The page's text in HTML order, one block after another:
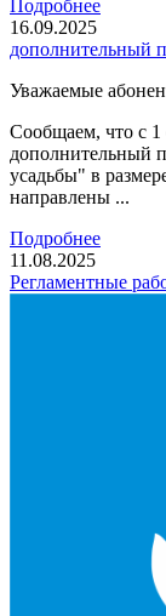
Подробнее
16.09.2025
дополнительный
Уважаемые
Сообщаем, что с 1
дополнительный
усадьбы" в
направлены ...
Подробнее
11.08.2025
Регламентные